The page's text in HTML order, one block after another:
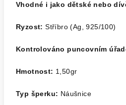
Vhodné i jako dětské nebo
Ryzost: Stříbro (Ag, 925/100)
Kontrolováno puncovním
Hmotnost: 1,50gr
Typ šperku: Náušnice